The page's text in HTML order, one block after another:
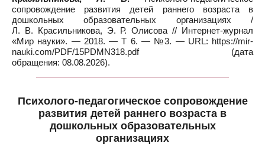
сопровождение развития детей раннего возраста в
дошкольных образовательных организациях /
Л. В. Красильникова, Э. Р. Олисова // Интернет-журнал
«Мир науки». — 2018. — Т 6. — №3. — URL: https://mir-
nauki.com/PDF/15PDMN318.pdf (дата
обращения: 08.08.2026).
Психолого-педагогическое сопровождение
развития детей раннего возраста в
дошкольных образовательных
организациях